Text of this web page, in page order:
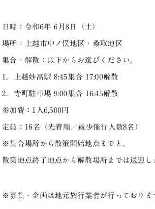
日時：令和6年 6月8日（土）
場所：上越市中ノ俣地区・桑取地区
集合・解散：以下からお選びください。
1．上越妙高駅 8:45集合 17:00解散
2．寺町駐車場 9:00集合 16:45解散
参加費：1人6,500円
定員：16名（先着順／最少催行人数8名）
※集合場所から散策開始地点までと、
散策地点終了地点から解散場所までは送迎し
※募集・企画は地元旅行業者が行っておりま